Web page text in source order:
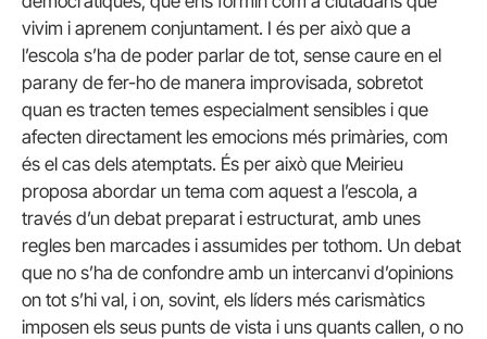
vivim i aprenem conjuntament. I és per això que a
l’escola s’ha de poder parlar de tot, sense caure en el
parany de fer-ho de manera improvisada, sobretot
quan es tracten temes especialment sensibles i que
afecten directament les emocions més primàries, com
és el cas dels atemptats. És per això que Meirieu
proposa abordar un tema com aquest a l’escola, a
través d’un debat preparat i estructurat, amb unes
regles ben marcades i assumides per tothom. Un debat
que no s’ha de confondre amb un intercanvi d’opinions
on tot s’hi val, i on, sovint, els líders més carismàtics
imposen els seus punts de vista i uns quants callen, o no